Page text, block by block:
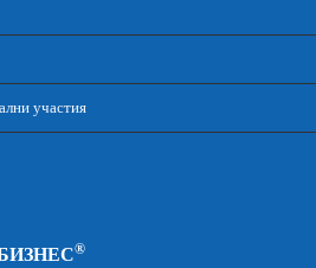
участия
®